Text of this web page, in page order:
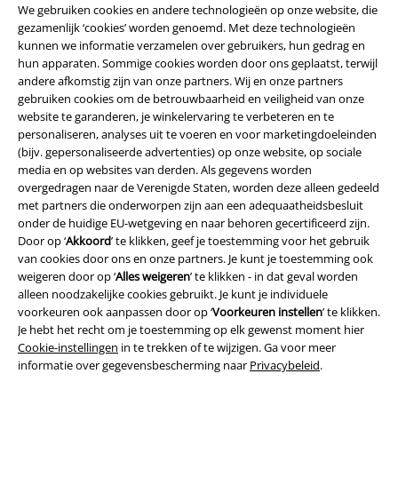
We gebruiken cookies en andere technologieën op onze website, die
gezamenlijk ‘cookies’ worden genoemd. Met deze technologieën
kunnen we informatie verzamelen over gebruikers, hun gedrag en
hun apparaten. Sommige cookies worden door ons geplaatst, terwijl
andere afkomstig zijn van onze partners. Wij en onze partners
gebruiken cookies om de betrouwbaarheid en veiligheid van onze
website te garanderen, je winkelervaring te verbeteren en te
personaliseren, analyses uit te voeren en voor marketingdoeleinden
(bijv. gepersonaliseerde advertenties) op onze website, op sociale
media en op websites van derden. Als gegevens worden
overgedragen naar de Verenigde Staten, worden deze alleen gedeeld
met partners die onderworpen zijn aan een adequaatheidsbesluit
onder de huidige EU-wetgeving en naar behoren gecertificeerd zijn.
Door op ‘Akkoord’ te klikken, geef je toestemming voor het gebruik
van cookies door ons en onze partners. Je kunt je toestemming ook
weigeren door op ‘Alles weigeren’ te klikken - in dat geval worden
alleen noodzakelijke cookies gebruikt. Je kunt je individuele
voorkeuren ook aanpassen door op ‘Voorkeuren instellen’ te klikken.
Je hebt het recht om je toestemming op elk gewenst moment hier
Cookie-instellingen in te trekken of te wijzigen. Ga voor meer
informatie over gegevensbescherming naar Privacybeleid.
Legal
Algemene Voorwaarden
Bedrijfsgegevens
Privacyverklaring
Verklaring van conformiteit